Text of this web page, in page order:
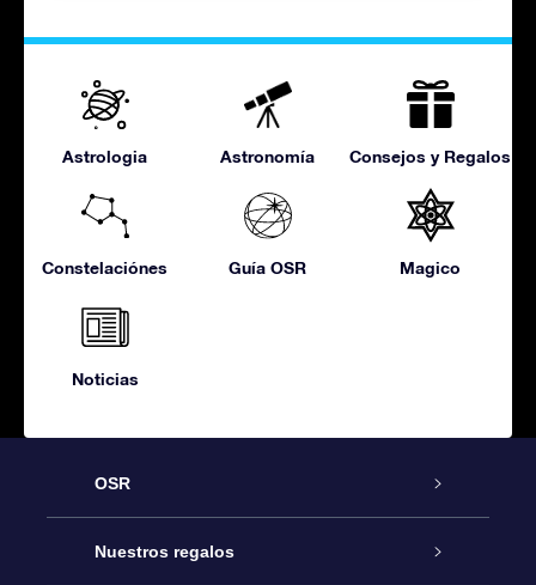
Astrologia Astronomía Consejos y Regalos
Constelaciónes Guía OSR Magico
Noticias
OSR
Atención
Nuestros regalos